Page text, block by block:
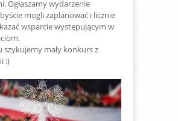
Ogłaszamy wydarzenie
mogli zaplanować i licznie
wsparcie występującym w
szykujemy mały konkurs z
:)